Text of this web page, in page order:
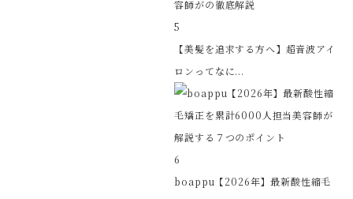
5
【美髪を追求する方へ】超音波アイ
ロンってなに...
6
boappu【2026年】最新酸性縮毛